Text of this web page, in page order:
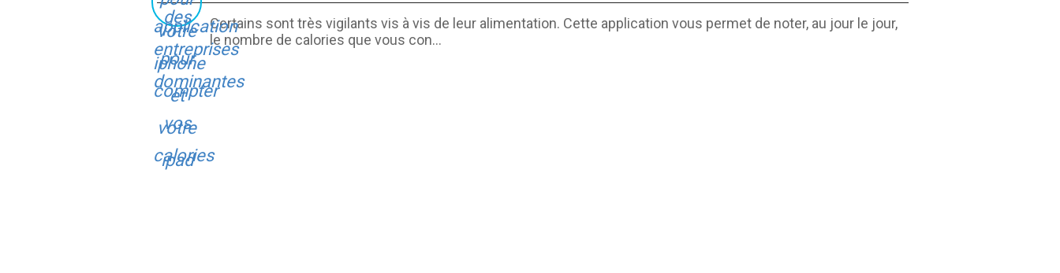
Certains sont très vigilants vis à vis de leur alimentation. Cette application vous permet de noter, au jour le jour,
le nombre de calories que vous con...